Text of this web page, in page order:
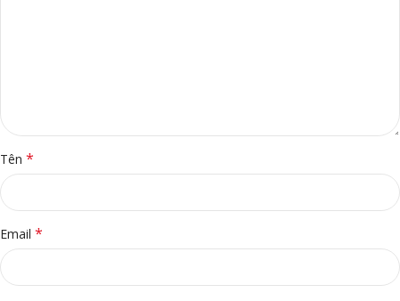
Tên *
Email *